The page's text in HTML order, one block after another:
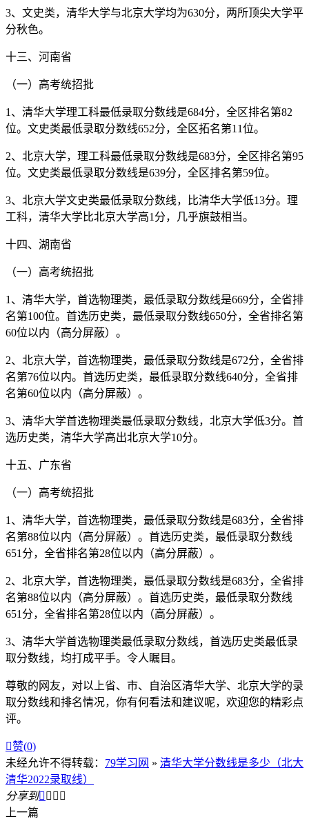
3、文史类，清华大学与北京大学均为630分，两所顶尖大学平
分秋色。
十三、河南省
（一）高考统招批
1、清华大学理工科最低录取分数线是684分，全区排名第82
位。文史类最低录取分数线652分，全区拓名第11位。
2、北京大学，理工科最低录取分数线是683分，全区排名第95
位。文史类最低录取分数线是639分，全区排名第59位。
3、北京大学文史类最低录取分数线，比清华大学低13分。理
工科，清华大学比北京大学高1分，几乎旗鼓相当。
十四、湖南省
（一）高考统招批
1、清华大学，首选物理类，最低录取分数线是669分，全省排
名第100位。首选历史类，最低录取分数线650分，全省排名第
60位以内（高分屏蔽）。
2、北京大学，首选物理类，最低录取分数线是672分，全省排
名第76位以内。首选历史类，最低录取分数线640分，全省排
名第60位以内（高分屏蔽）。
3、清华大学首选物理类最低录取分数线，北京大学低3分。首
选历史类，清华大学高出北京大学10分。
十五、广东省
（一）高考统招批
1、清华大学，首选物理类，最低录取分数线是683分，全省排
名第88位以内（高分屏蔽）。首选历史类，最低录取分数线
651分，全省排名第28位以内（高分屏蔽）。
2、北京大学，首选物理类，最低录取分数线是683分，全省排
名第88位以内（高分屏蔽）。首选历史类，最低录取分数线
651分，全省排名第28位以内（高分屏蔽）。
3、清华大学首选物理类最低录取分数线，首选历史类最低录
取分数线，均打成平手。令人瞩目。
尊敬的网友，对以上省、市、自治区清华大学、北京大学的录
取分数线和排名情况，你有何看法和建议呢，欢迎您的精彩点
评。
赞(0)
未经允许不得转载： 79学习网 » 清华大学分数线是多少（北大
清华2022录取线）
分享到   
上一篇